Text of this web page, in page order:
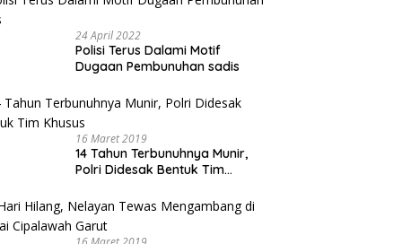
24 April 2022
Polisi Terus Dalami Motif
Dugaan Pembunuhan sadis
16 Maret 2019
14 Tahun Terbunuhnya Munir,
Polri Didesak Bentuk Tim